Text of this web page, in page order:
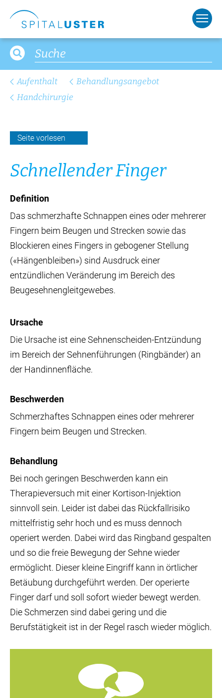
Aufenthalt
Behandlungsangebot
Handchirurgie
Seite vorlesen
Schnel­len­der Fin­ger
Definition
Das schmerzhafte Schnappen eines oder mehrerer
Fingern beim Beugen und Strecken sowie das
Blockieren eines Fingers in gebogener Stellung
(«Hängenbleiben») sind Ausdruck einer
entzündlichen Veränderung im Bereich des
Beugesehnengleitgewebes.
Ursache
Die Ursache ist eine Sehnenscheiden-Entzündung
im Bereich der Sehnenführungen (Ringbänder) an
der Handinnenfläche.
Beschwerden
Schmerzhaftes Schnappen eines oder mehrerer
Fingern beim Beugen und Strecken.
Behandlung
Bei noch geringen Beschwerden kann ein
Therapieversuch mit einer Kortison-Injektion
sinnvoll sein. Leider ist dabei das Rückfallrisiko
mittelfristig sehr hoch und es muss dennoch
operiert werden. Dabei wird das Ringband gespalten
und so die freie Bewegung der Sehne wieder
ermöglicht. Dieser kleine Eingriff kann in örtlicher
Betäubung durchgeführt werden. Der operierte
Finger darf und soll sofort wieder bewegt werden.
Die Schmerzen sind dabei gering und die
Berufstätigkeit ist in der Regel rasch wieder möglich.